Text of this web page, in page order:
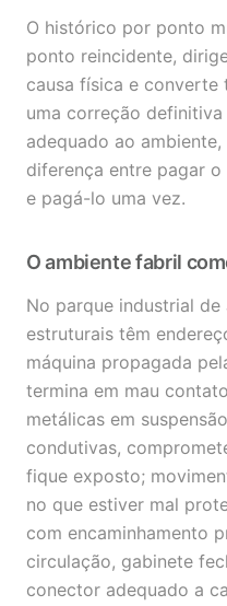
O histórico por ponto
ponto reincidente,
causa física e converte
uma correção
adequado ao
diferença entre pagar
e pagá-lo uma vez.
O ambiente fabril
No parque industrial de
estruturais têm
máquina propagada
termina em mau
metálicas em
condutivas,
fique exposto;
no que estiver mal
com encaminhamento
circulação, gabinete
conector adequado a